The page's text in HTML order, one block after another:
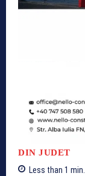
DIN JUDET
Less than 1 min.